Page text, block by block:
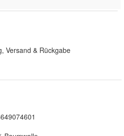
Versand & Rückgabe